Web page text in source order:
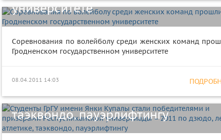
университете
Соревнования по волейболу среди женских команд
Гродненском государственном университете
08.04.2011 14:03
Студенты ГрГУ имени Янки Купалы
Республиканской универсиады –
2011 по дзюдо, легкой атлетике,
таэквондо, пауэрлифтингу